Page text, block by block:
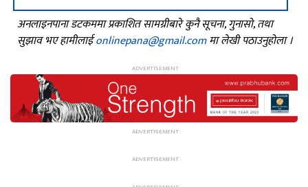
अनलाइनपाना डटकममा प्रकाशित सामग्रीबारे कुनै सूचना, गुनासो, तथा
सुझाव भए हामीलाईonlinepana@gmail.comमा लेखी पठाउनुहोला ।